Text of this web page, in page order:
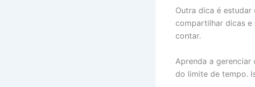
Outra dica é
compartilhar dicas e
contar.
Aprenda a
do limite de tempo.